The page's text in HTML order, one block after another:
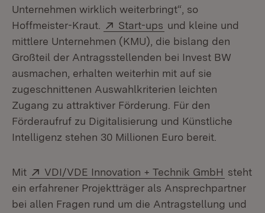
Unternehmen wirklich weiterbringt“, so
Hoffmeister-Kraut.
Extern:
Start-ups (Öffnet in neuem
und kleine und
mittlere Unternehmen (KMU), die bislang den
Großteil der Antragsstellenden bei Invest BW
ausmachen, erhalten weiterhin mit auf sie
zugeschnittenen Auswahlkriterien leichten
Zugang zu attraktiver Förderung. Für den
Förderaufruf zu Digitalisierung und Künstliche
Intelligenz stehen 30 Millionen Euro bereit.
Mit Extern:
VDI/VDE Innovation + Technik GmbH (Öffnet
steht
ein erfahrener Projektträger als Ansprechpartner
bei allen Fragen rund um die Antragstellung und